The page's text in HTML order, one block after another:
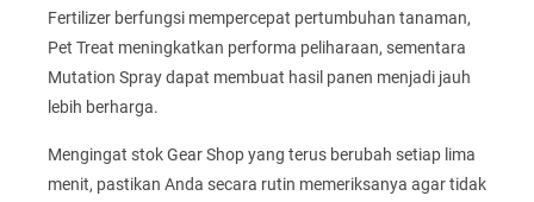
Fertilizer berfungsi mempercepat pertumbuhan tanaman,
Pet Treat meningkatkan performa peliharaan, sementara
Mutation Spray dapat membuat hasil panen menjadi jauh
lebih berharga.
Mengingat stok Gear Shop yang terus berubah setiap lima
menit, pastikan Anda secara rutin memeriksanya agar tidak